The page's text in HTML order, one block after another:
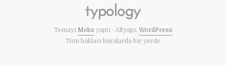
Temayı Meks yaptı · Altyapı: WordPress
Tüm hakları buralarda bir yerde